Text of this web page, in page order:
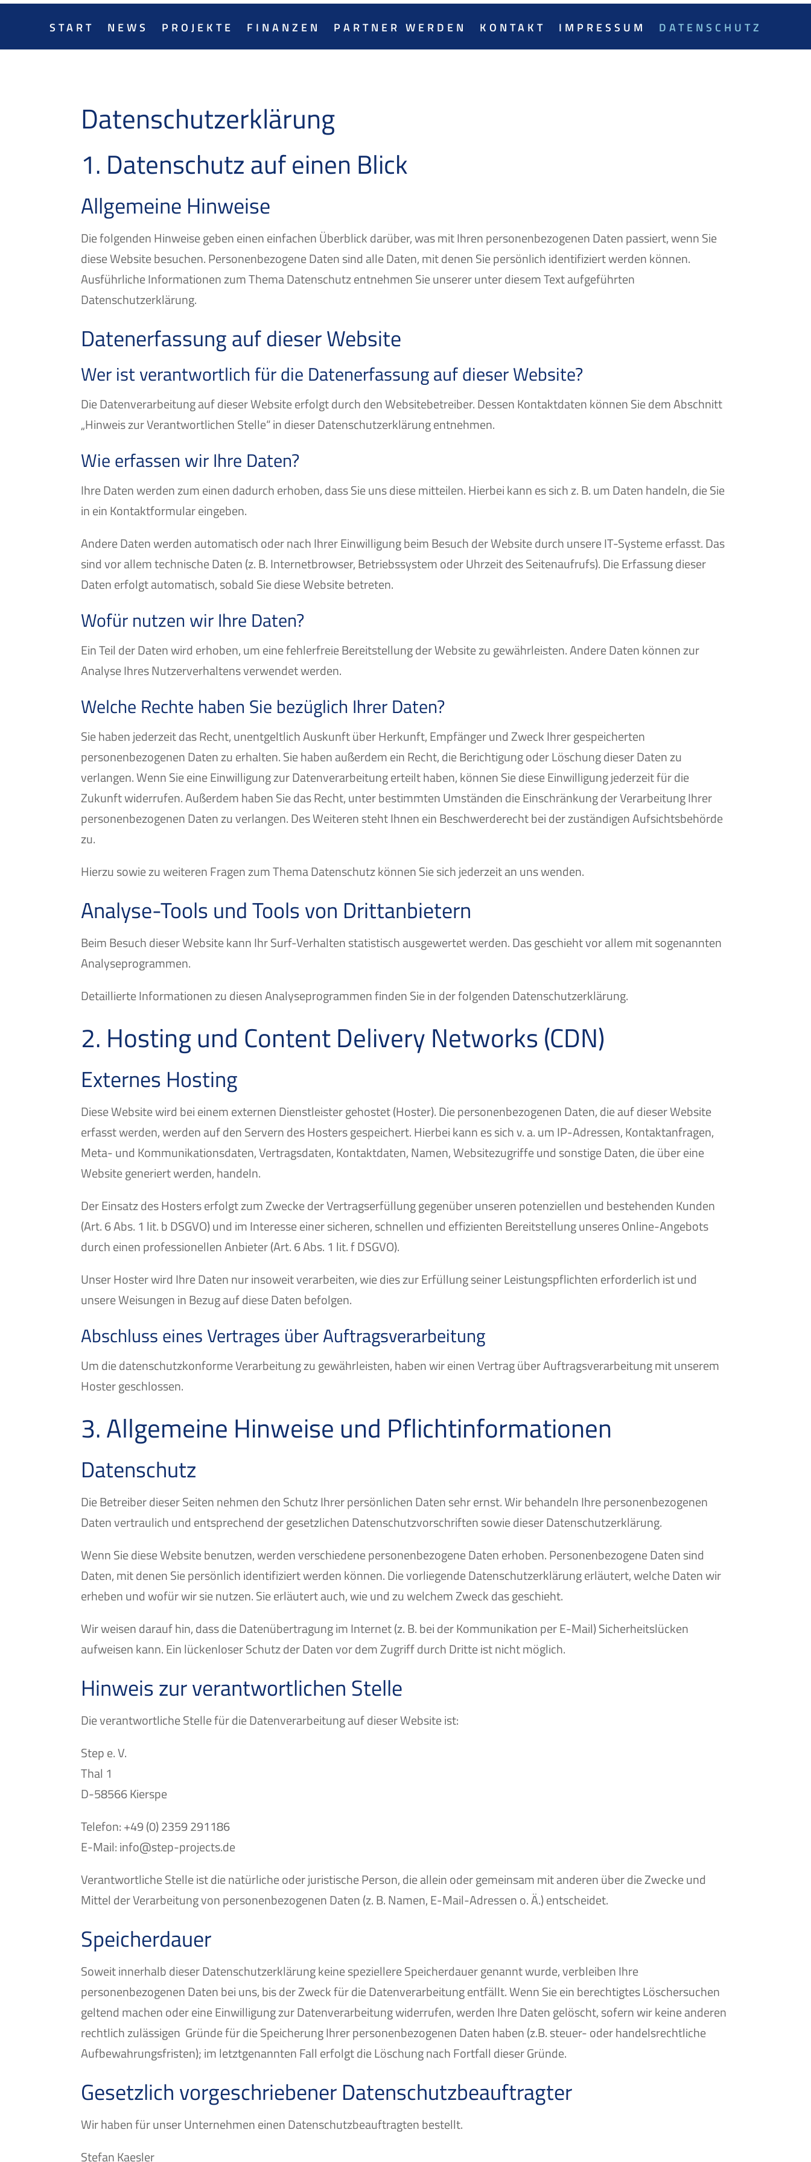
START NEWS PROJEKTE FINANZEN PARTNER WERDEN KONTAKT IMPRESSUM DATENSCHUTZ
Datenschutz­erklärung
1. Datenschutz auf einen Blick
Allgemeine Hinweise
Die folgenden Hinweise geben einen einfachen Überblick darüber, was mit Ihren personenbezogenen Daten passiert, wenn Sie
diese Website besuchen. Personenbezogene Daten sind alle Daten, mit denen Sie persönlich identifiziert werden können.
Ausführliche Informationen zum Thema Datenschutz entnehmen Sie unserer unter diesem Text aufgeführten
Datenschutzerklärung.
Datenerfassung auf dieser Website
Wer ist verantwortlich für die Datenerfassung auf dieser Website?
Die Datenverarbeitung auf dieser Website erfolgt durch den Websitebetreiber. Dessen Kontaktdaten können Sie dem Abschnitt
„Hinweis zur Verantwortlichen Stelle“ in dieser Datenschutzerklärung entnehmen.
Wie erfassen wir Ihre Daten?
Ihre Daten werden zum einen dadurch erhoben, dass Sie uns diese mitteilen. Hierbei kann es sich z. B. um Daten handeln, die Sie
in ein Kontaktformular eingeben.
Andere Daten werden automatisch oder nach Ihrer Einwilligung beim Besuch der Website durch unsere IT-Systeme erfasst. Das
sind vor allem technische Daten (z. B. Internetbrowser, Betriebssystem oder Uhrzeit des Seitenaufrufs). Die Erfassung dieser
Daten erfolgt automatisch, sobald Sie diese Website betreten.
Wofür nutzen wir Ihre Daten?
Ein Teil der Daten wird erhoben, um eine fehlerfreie Bereitstellung der Website zu gewährleisten. Andere Daten können zur
Analyse Ihres Nutzerverhaltens verwendet werden.
Welche Rechte haben Sie bezüglich Ihrer Daten?
Sie haben jederzeit das Recht, unentgeltlich Auskunft über Herkunft, Empfänger und Zweck Ihrer gespeicherten
personenbezogenen Daten zu erhalten. Sie haben außerdem ein Recht, die Berichtigung oder Löschung dieser Daten zu
verlangen. Wenn Sie eine Einwilligung zur Datenverarbeitung erteilt haben, können Sie diese Einwilligung jederzeit für die
Zukunft widerrufen. Außerdem haben Sie das Recht, unter bestimmten Umständen die Einschränkung der Verarbeitung Ihrer
personenbezogenen Daten zu verlangen. Des Weiteren steht Ihnen ein Beschwerderecht bei der zuständigen Aufsichtsbehörde
zu.
Hierzu sowie zu weiteren Fragen zum Thema Datenschutz können Sie sich jederzeit an uns wenden.
Analyse-Tools und Tools von Dritt­anbietern
Beim Besuch dieser Website kann Ihr Surf-Verhalten statistisch ausgewertet werden. Das geschieht vor allem mit sogenannten
Analyseprogrammen.
Detaillierte Informationen zu diesen Analyseprogrammen finden Sie in der folgenden Datenschutzerklärung.
2. Hosting und Content Delivery Networks (CDN)
Externes Hosting
Diese Website wird bei einem externen Dienstleister gehostet (Hoster). Die personenbezogenen Daten, die auf dieser Website
erfasst werden, werden auf den Servern des Hosters gespeichert. Hierbei kann es sich v. a. um IP-Adressen, Kontaktanfragen,
Meta- und Kommunikationsdaten, Vertragsdaten, Kontaktdaten, Namen, Websitezugriffe und sonstige Daten, die über eine
Website generiert werden, handeln.
Der Einsatz des Hosters erfolgt zum Zwecke der Vertragserfüllung gegenüber unseren potenziellen und bestehenden Kunden
(Art. 6 Abs. 1 lit. b DSGVO) und im Interesse einer sicheren, schnellen und effizienten Bereitstellung unseres Online-Angebots
durch einen professionellen Anbieter (Art. 6 Abs. 1 lit. f DSGVO).
Unser Hoster wird Ihre Daten nur insoweit verarbeiten, wie dies zur Erfüllung seiner Leistungspflichten erforderlich ist und
unsere Weisungen in Bezug auf diese Daten befolgen.
Abschluss eines Vertrages über Auftragsverarbeitung
Um die datenschutzkonforme Verarbeitung zu gewährleisten, haben wir einen Vertrag über Auftragsverarbeitung mit unserem
Hoster geschlossen.
3. Allgemeine Hinweise und Pflicht­informationen
Datenschutz
Die Betreiber dieser Seiten nehmen den Schutz Ihrer persönlichen Daten sehr ernst. Wir behandeln Ihre personenbezogenen
Daten vertraulich und entsprechend der gesetzlichen Datenschutzvorschriften sowie dieser Datenschutzerklärung.
Wenn Sie diese Website benutzen, werden verschiedene personenbezogene Daten erhoben. Personenbezogene Daten sind
Daten, mit denen Sie persönlich identifiziert werden können. Die vorliegende Datenschutzerklärung erläutert, welche Daten wir
erheben und wofür wir sie nutzen. Sie erläutert auch, wie und zu welchem Zweck das geschieht.
Wir weisen darauf hin, dass die Datenübertragung im Internet (z. B. bei der Kommunikation per E-Mail) Sicherheitslücken
aufweisen kann. Ein lückenloser Schutz der Daten vor dem Zugriff durch Dritte ist nicht möglich.
Hinweis zur verantwortlichen Stelle
Die verantwortliche Stelle für die Datenverarbeitung auf dieser Website ist:
Step e. V.
Thal 1
D-58566 Kierspe
Telefon: +49 (0) 2359 291186
E-Mail: info@step-projects.de
Verantwortliche Stelle ist die natürliche oder juristische Person, die allein oder gemeinsam mit anderen über die Zwecke und
Mittel der Verarbeitung von personenbezogenen Daten (z. B. Namen, E-Mail-Adressen o. Ä.) entscheidet.
Speicherdauer
Soweit innerhalb dieser Datenschutzerklärung keine speziellere Speicherdauer genannt wurde, verbleiben Ihre
personenbezogenen Daten bei uns, bis der Zweck für die Datenverarbeitung entfällt. Wenn Sie ein berechtigtes Löschersuchen
geltend machen oder eine Einwilligung zur Datenverarbeitung widerrufen, werden Ihre Daten gelöscht, sofern wir keine anderen
rechtlich zulässigen Gründe für die Speicherung Ihrer personenbezogenen Daten haben (z.B. steuer- oder handelsrechtliche
Aufbewahrungsfristen); im letztgenannten Fall erfolgt die Löschung nach Fortfall dieser Gründe.
Gesetzlich vorgeschriebener Datenschutz­beauftragter
Wir haben für unser Unternehmen einen Datenschutzbeauftragten bestellt.
Stefan Kaesler